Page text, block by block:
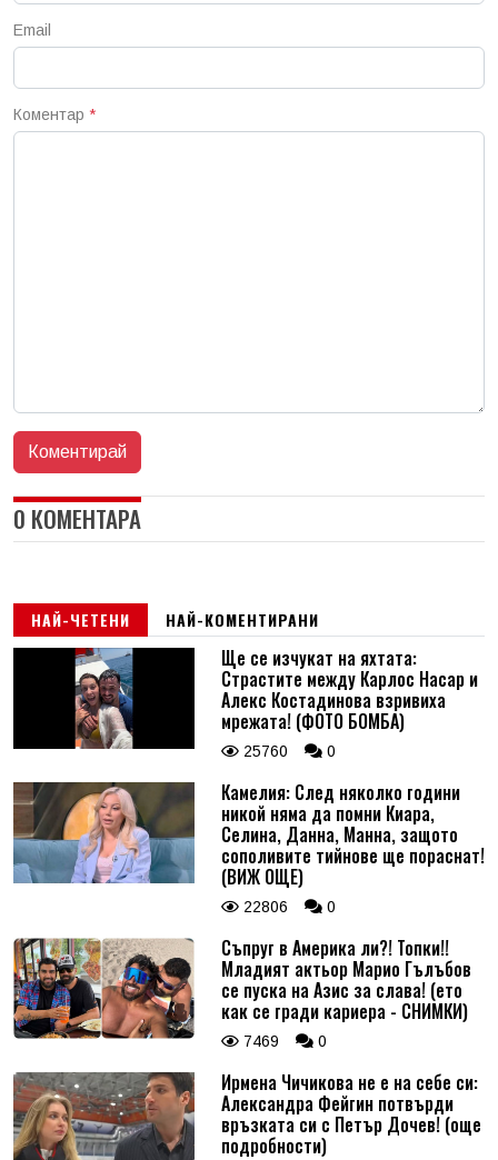
Email
Коментар *
0 КОМЕНТАРА
НАЙ-ЧЕТЕНИ НАЙ-КОМЕНТИРАНИ
Ще се изчукат на яхтата:
Страстите между Карлос Насар и
Алекс Костадинова взривиха
мрежата! (ФОТО БОМБА)
25760 0
Камелия: След няколко години
никой няма да помни Киара,
Селина, Данна, Манна, защото
сополивите тийнове ще пораснат!
(ВИЖ ОЩЕ)
22806 0
Съпруг в Америка ли?! Топки!!
Младият актьор Марио Гълъбов
се пуска на Азис за слава! (ето
как се гради кариера - СНИМКИ)
7469 0
Ирмена Чичикова не е на себе си:
Александра Фейгин потвърди
връзката си с Петър Дочев! (още
подробности)